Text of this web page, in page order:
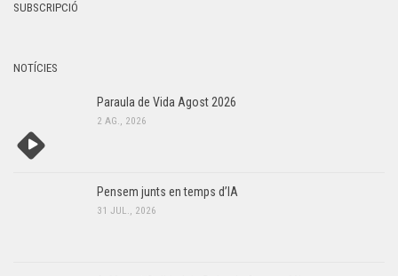
SUBSCRIPCIÓ
NOTÍCIES
Paraula de Vida Agost 2026
2 AG., 2026
Pensem junts en temps d’IA
31 JUL., 2026